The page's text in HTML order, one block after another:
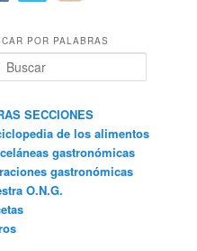
POR PALABRAS
SECCIONES
de los alimentos
gastronómicas
gastronómicas
O.N.G.